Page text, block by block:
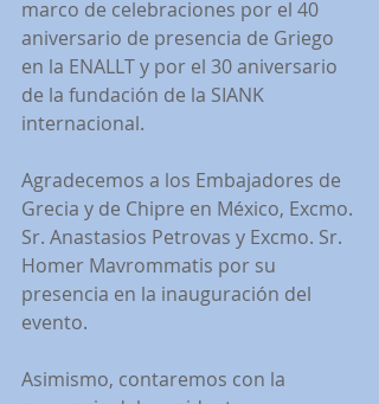
marco de celebraciones por el 40
aniversario de presencia de Griego
en la ENALLT y por el 30 aniversario
de la fundación de la SIANK
internacional.
Agradecemos a los Embajadores de
Grecia y de Chipre en México, Excmo.
Sr. Anastasios Petrovas y Excmo. Sr.
Homer Mavrommatis por su
presencia en la inauguración del
evento.
Asimismo, contaremos con la